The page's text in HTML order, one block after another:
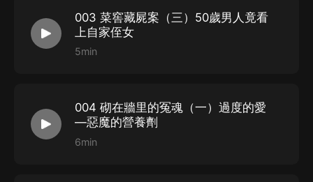
003 菜窖藏屍案（三）50歲男人竟看
上自家侄女
5min
004 砌在牆里的冤魂（一）過度的愛
—惡魔的營養劑
6min